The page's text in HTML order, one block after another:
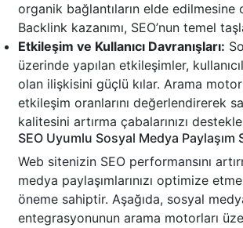
organik bağlantıların elde edilmesine
Backlink kazanımı, SEO’nun temel
Etkileşim ve Kullanıcı Davranışları:
üzerinde yapılan etkileşimler,
olan ilişkisini güçlü kılar. Arama
etkileşim oranlarını değerlendirerek
kalitesini artırma çabalarınızı
SEO Uyumlu Sosyal Medya Paylaşım
Web sitenizin SEO performansını
medya paylaşımlarınızı optimize
öneme sahiptir. Aşağıda, sosyal
entegrasyonunun arama motorları